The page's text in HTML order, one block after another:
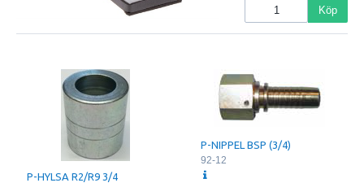
Köp
P-HYLSA R2/R9 3/4
P-NIPPEL BSP (3/4)
92-12